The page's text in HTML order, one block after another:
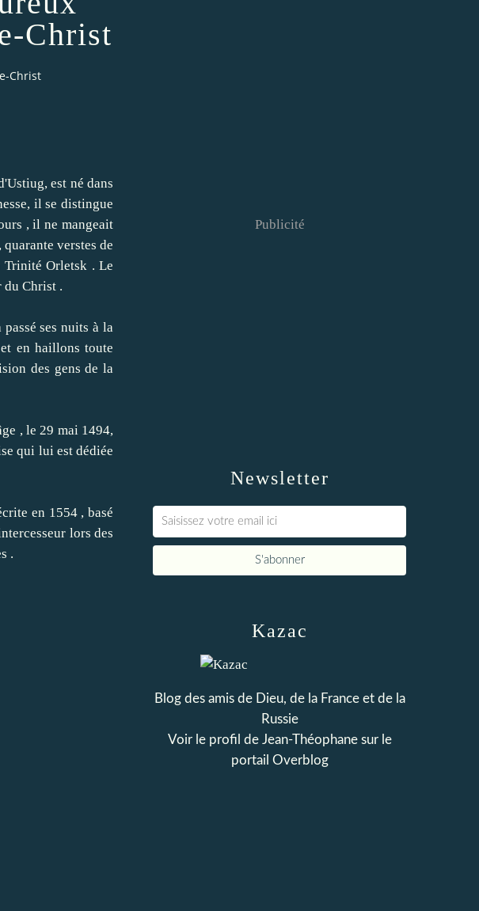
Christ
Christ
est né dans
il se distingue
, il ne mangeait
verstes de
Trinité Orletsk . Le
du Christ .
ses nuits à la
en haillons toute
des gens de la
, le 29 mai 1494,
qui lui est dédiée
en 1554 , basé
lors des
.
Newsletter
Publicité
Kazac
Blog des amis de Dieu, de la France et de la
Russie
Voir le profil de Jean-Théophanesur le
portail Overblog